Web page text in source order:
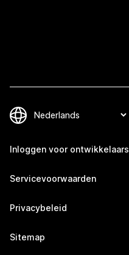
Inloggen voor ontwikkelaars
Servicevoorwaarden
Privacybeleid
Sitemap